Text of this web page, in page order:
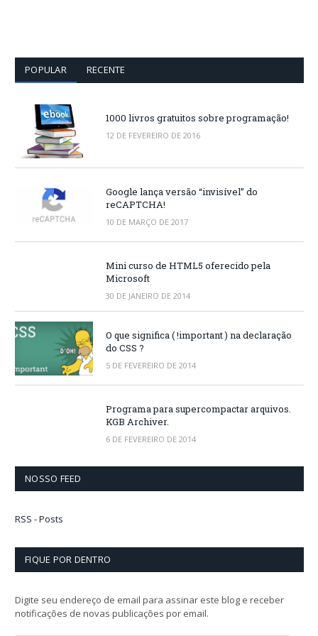
POPULAR RECENTE
1000 livros gratuitos sobre programação!
12 DE FEVEREIRO DE 2016
Google lança versão “invisível” do
reCAPTCHA!
10 DE MARÇO DE 2017
Mini curso de HTML5 oferecido pela
Microsoft
30 DE JANEIRO DE 2014
O que significa ( !important ) na declaração
do CSS ?
5 DE FEVEREIRO DE 2014
Programa para supercompactar arquivos.
KGB Archiver.
6 DE FEVEREIRO DE 2014
NOSSO FEED
RSS - Posts
FIQUE POR DENTRO
Digite seu endereço de email para assinar este blog e receber
notificações de novas publicações por email.